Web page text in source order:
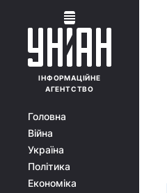
ІНФОРМАЦІЙНЕ
АГЕНТСТВО
Головна
Війна
Україна
Політика
Економіка